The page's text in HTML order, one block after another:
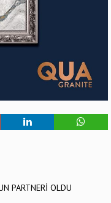
PARTNERİ OLDU